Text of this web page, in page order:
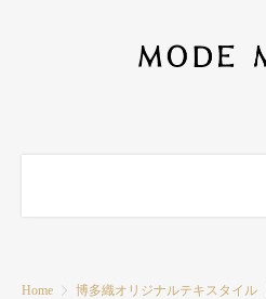
Home 博多織オリジナルテキスタイル